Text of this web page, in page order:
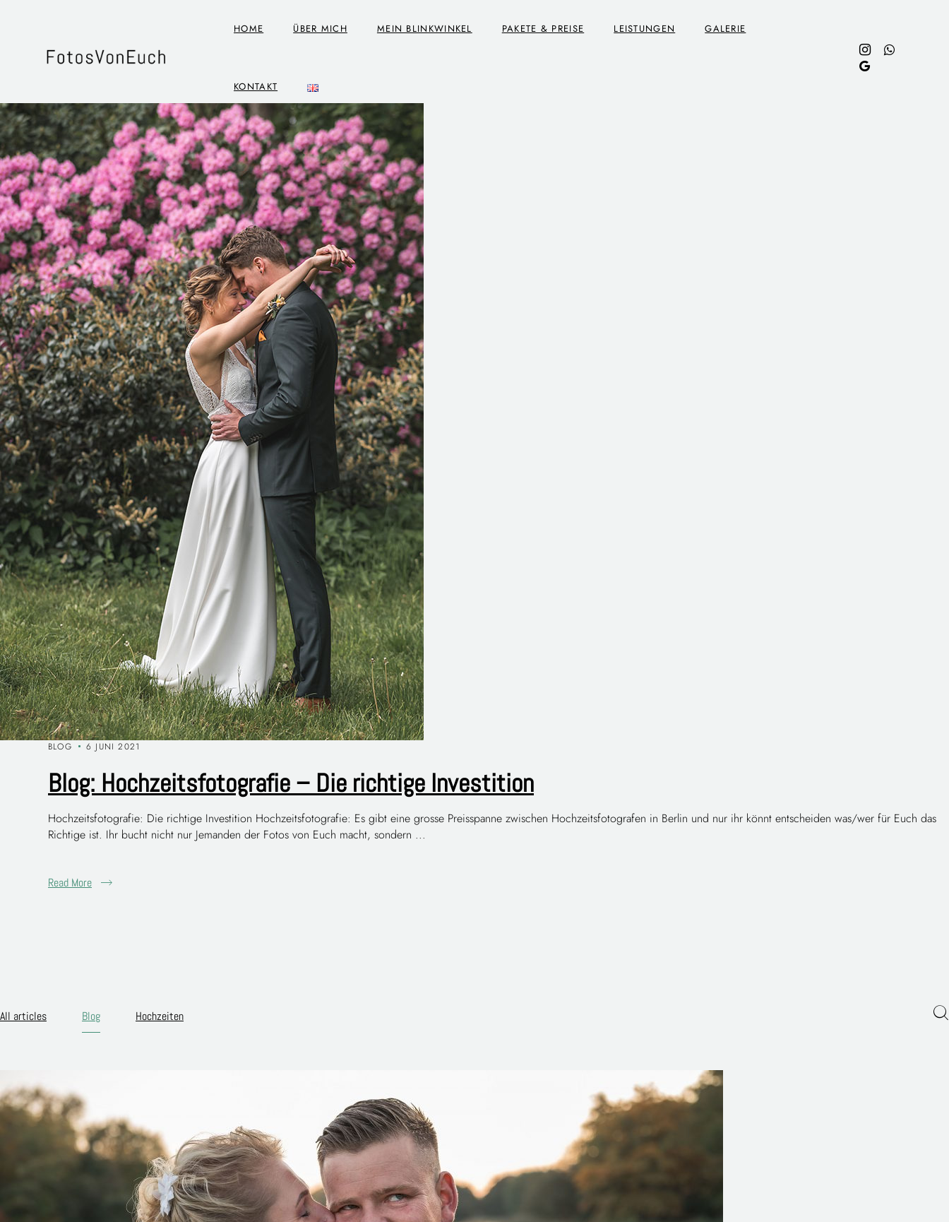
HOME ÜBER MICH MEIN BLINKWINKEL PAKETE & PREISE LEISTUNGEN GALERIE
KONTAKT
BLOG 6 JUNI 2021
Blog: Hochzeitsfotografie – Die richtige Investition
Hochzeitsfotografie: Die richtige Investition Hochzeitsfotografie: Es gibt eine grosse Preisspanne zwischen Hochzeitsfotografen in Berlin und nur ihr könnt entscheiden was/wer für Euch das
Richtige ist. Ihr bucht nicht nur Jemanden der Fotos von Euch macht, sondern ...
Read More
All articles Blog Hochzeiten